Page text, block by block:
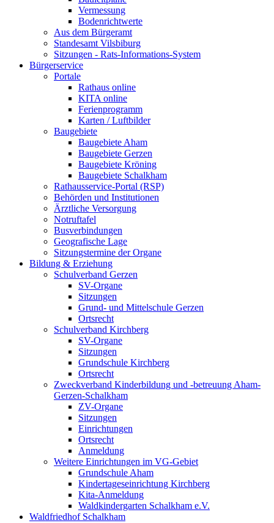
Vermessung
Bodenrichtwerte
Aus dem Bürgeramt
Standesamt Vilsbiburg
Sitzungen - Rats-Informations-System
Bürgerservice
Portale
Rathaus online
KITA online
Ferienprogramm
Karten / Luftbilder
Baugebiete
Baugebiete Aham
Baugebiete Gerzen
Baugebiete Kröning
Baugebiete Schalkham
Rathausservice-Portal (RSP)
Behörden und Institutionen
Ärztliche Versorgung
Notruftafel
Busverbindungen
Geografische Lage
Sitzungstermine der Organe
Bildung & Erziehung
Schulverband Gerzen
SV-Organe
Sitzungen
Grund- und Mittelschule Gerzen
Ortsrecht
Schulverband Kirchberg
SV-Organe
Sitzungen
Grundschule Kirchberg
Ortsrecht
Zweckverband Kinderbildung und -betreuung Aham-
Gerzen-Schalkham
ZV-Organe
Sitzungen
Einrichtungen
Ortsrecht
Anmeldung
Weitere Einrichtungen im VG-Gebiet
Grundschule Aham
Kindertageseinrichtung Kirchberg
Kita-Anmeldung
Waldkindergarten Schalkham e.V.
Waldfriedhof Schalkham